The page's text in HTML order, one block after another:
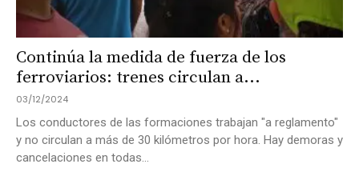
Continúa la medida de fuerza de los
ferroviarios: trenes circulan a...
03/12/2024
Los conductores de las formaciones trabajan "a reglamento"
y no circulan a más de 30 kilómetros por hora. Hay demoras y
cancelaciones en todas...